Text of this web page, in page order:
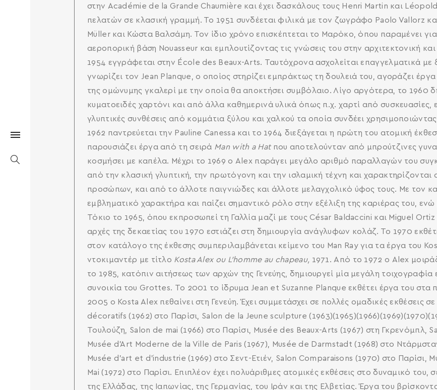
SEARCH AND PRESS ENTER
στην Académie de la Grande Chaumière και έχει δασκάλους τους Henri Martin και
πελατών σε κλασική γραμμή. Το 1951 συνδέεται φιλικά με τον ζωγράφο Paolo Vallorz
Müller και Κώστα Βαλσάμη. Τον ίδιο χρόνο επισκέπτεται το Μαρόκο, όπου παραμένει
αεροπορική βάση Nouasseur και εμπλουτίζοντας τις γνώσεις του στην αρχιτεκτονική
1954 εγγράφεται στην École des Beaux-Arts. Ταυτόχρονα ασχολείται επαγγελματικά με
γνωρίζει τον Jean Planque, ο οποίος στηρίζει εμπράκτως τη δουλειά του, αγοράζει
της ομώνυμης γκαλερί με την οποία θα αποκτήσει συμβόλαιο. Λίγο αργότερα, το
κυματοειδές χαρτόνι και από άλλα καθημερινά υλικά όπως π.χ. χαρτί από συσκευασίες,
γλυπτικές συνθέσεις από κομμάτια ξύλου και χαλκού τα οποία συνδέει
1962 παντρεύεται την Pauline Canessa και το 1964 διεξάγεται η πρώτη του ατομική
παρουσιάζει έργα από τη σειρά Man with a Hat που αποτελούνταν από μπρούτζινες
κοσμήσει με καπέλα. Μέχρι το 1969 ο Alex παράγει μεγάλο αριθμό παραλλαγών του
από την κλασική γλυπτική, την πρωτόγονη και την ισλαμική τέχνη και
προσώπων, και από το άλλοτε παιγνιώδες και άλλοτε μελαγχολικό ύφος τους. Με τον
εμβληματικό χαρακτήρα και παίζει σημαντικό ρόλο στην εξέλιξη της καριέρας του,
Τόκιο το 1965, όπου εκπροσωπεί τη Γαλλία μαζί με τους César Baldaccini και Miguel
αρχές της δεκαετίας του 1970 εστιάζει στη δημιουργία ανάγλυφων κολάζ. Το 1970
στον κατάλογο της έκθεσης συμπεριλαμβάνεται κείμενο του Μan Ray για τα έργα του
ντοκιμαντέρ με τίτλο Kosta Alex ou L'homme au chapeau, 1971. Από το 1972 ο Alex
το 1985, κατόπιν αιτήσεως των αρχών της Γενεύης, δημιουργεί μία μεγάλη τοιχογραφία
συνοικία του Grottes. Το 2001 το ίδρυμα Jean et Suzanne Planque εκθέτει έργα του στα
2005 ο Kosta Alex πεθαίνει στη Γενεύη. Έχει συμμετάσχει σε πολλές ομαδικές εκθέσεις
décoratifs (1962) στο Παρίσι, Salon de la Jeune sculpture
Τουλούζη, Salon de mai (1966) στο Παρίσι, Musée des Beaux-Arts (1967) στη Γκρενόμπλ,
Musée d'Art Moderne de la Ville de Paris (1967), Musée de Darmstadt (1968) στο
Musée d’art et d’industrie (1969) στο Σεντ-Ετιέν, Salon Comparaisons (1970) στο
Mai (1972) στο Παρίσι. Επιπλέον έχει πολυάριθμες ατομικές εκθέσεις στο δυναμικό του,
της Ελλάδας, της Ιαπωνίας, της Γερμανίας, του Ιράν και της Ελβετίας. Έργα του